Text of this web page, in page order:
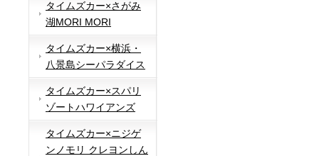
タイムズカー×さがみ
湖MORI MORI
タイムズカー×横浜・
八景島シーパラダイス
タイムズカー×スパリ
ゾートハワイアンズ
タイムズカー×ニジゲ
ンノモリ クレヨンしん